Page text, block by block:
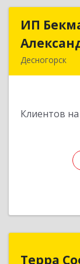
ИП
Десногорск
Клиентов
ИП
Терра